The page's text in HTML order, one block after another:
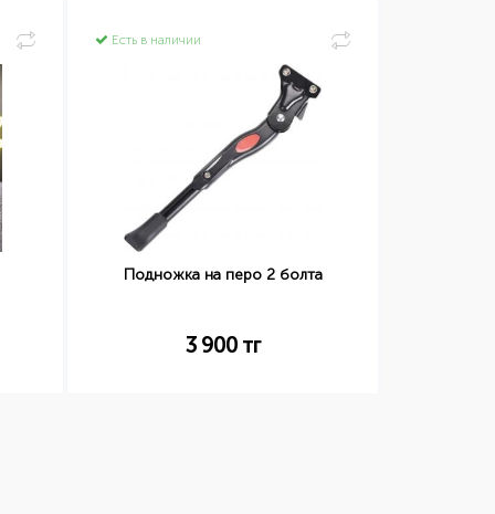
Есть в наличии
Подножка на перо 2 болта
3 900тг